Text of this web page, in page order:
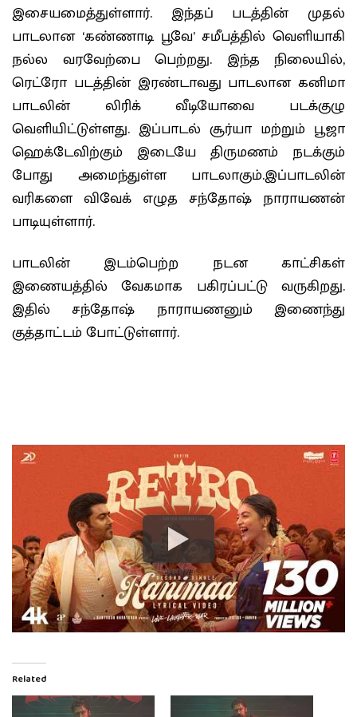
இசையமைத்துள்ளார். இந்தப் படத்தின் முதல்
பாடலான ‘கண்ணாடி பூவே’ சமீபத்தில் வெளியாகி
நல்ல வரவேற்பை பெற்றது. இந்த நிலையில்,
ரெட்ரோ படத்தின் இரண்டாவது பாடலான கனிமா
பாடலின் லிரிக் வீடியோவை படக்குழு
வெளியிட்டுள்ளது. இப்பாடல் சூர்யா மற்றும் பூஜா
ஹெக்டேவிற்கும் இடையே திருமணம் நடக்கும்
போது அமைந்துள்ள பாடலாகும்.இப்பாடலின்
வரிகளை விவேக் எழுத சந்தோஷ் நாராயணன்
பாடியுள்ளார்.
பாடலின் இடம்பெற்ற நடன காட்சிகள்
இணையத்தில் வேகமாக பகிரப்பட்டு வருகிறது.
இதில் சந்தோஷ் நாராயணனும் இணைந்து
குத்தாட்டம் போட்டுள்ளார்.
Related